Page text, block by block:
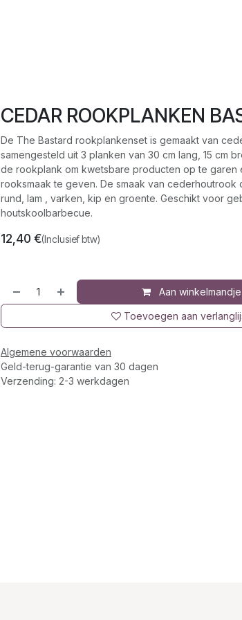
CEDAR ROOKPLANKEN
De The Bastard rookplankenset is gemaakt van
samengesteld uit 3 planken van 30 cm lang, 15 cm
de rookplank om kwetsbare producten op te garen
rooksmaak te geven. De smaak van cederhoutrook
rund, lam , varken, kip en groente. Geschikt voor
houtskoolbarbecue.
12,40 €(Inclusief btw)
Aan
Toevoegen aan
Algemene voorwaarden
Geld-terug-garantie van 30 dagen
Verzending: 2-3 werkdagen